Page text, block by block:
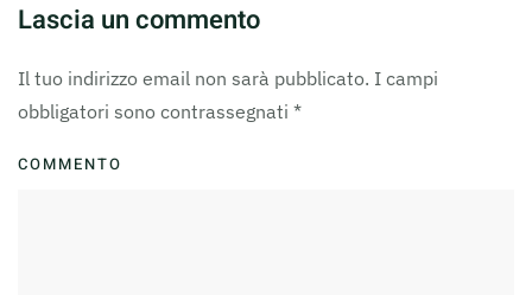
Lascia un commento
Il tuo indirizzo email non sarà pubblicato. I campi
obbligatori sono contrassegnati *
COMMENTO